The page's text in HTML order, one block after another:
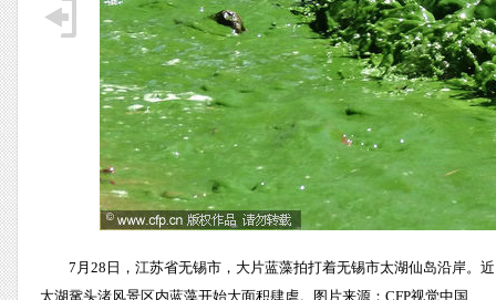
7月28日，江苏省无锡市，大片蓝藻拍打着无锡市太湖仙岛沿岸。
太湖鼋头渚风景区内蓝藻开始大面积肆虐。图片来源：CFP视觉中国